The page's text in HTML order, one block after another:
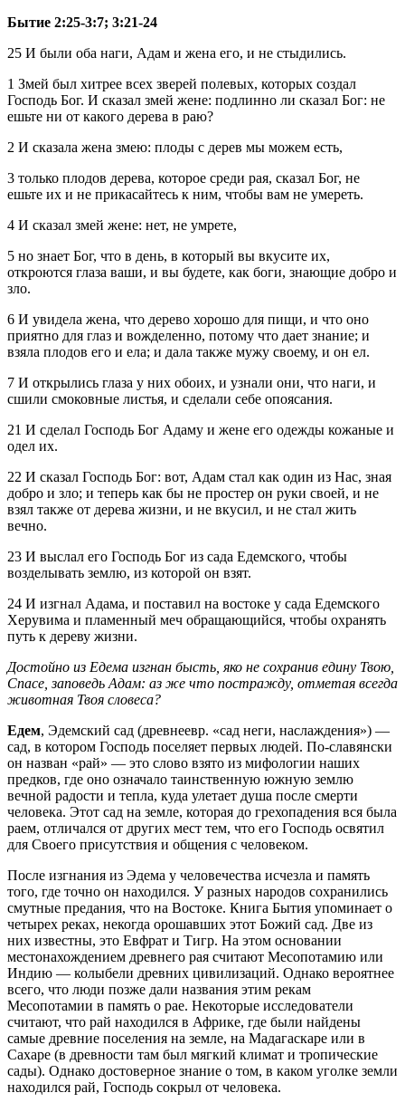
Бытие 2:25-3:7; 3:21-24
25 И были оба наги, Адам и жена его, и не стыдились.
1 Змей был хитрее всех зверей полевых, которых создал
Господь Бог. И сказал змей жене: подлинно ли сказал Бог: не
ешьте ни от какого дерева в раю?
2 И сказала жена змею: плоды с дерев мы можем есть,
3 только плодов дерева, которое среди рая, сказал Бог, не
ешьте их и не прикасайтесь к ним, чтобы вам не умереть.
4 И сказал змей жене: нет, не умрете,
5 но знает Бог, что в день, в который вы вкусите их,
откроются глаза ваши, и вы будете, как боги, знающие добро и
зло.
6 И увидела жена, что дерево хорошо для пищи, и что оно
приятно для глаз и вожделенно, потому что дает знание; и
взяла плодов его и ела; и дала также мужу своему, и он ел.
7 И открылись глаза у них обоих, и узнали они, что наги, и
сшили смоковные листья, и сделали себе опоясания.
21 И сделал Господь Бог Адаму и жене его одежды кожаные и
одел их.
22 И сказал Господь Бог: вот, Адам стал как один из Нас, зная
добро и зло; и теперь как бы не простер он руки своей, и не
взял также от дерева жизни, и не вкусил, и не стал жить
вечно.
23 И выслал его Господь Бог из сада Едемского, чтобы
возделывать землю, из которой он взят.
24 И изгнал Адама, и поставил на востоке у сада Едемского
Херувима и пламенный меч обращающийся, чтобы охранять
путь к дереву жизни.
Достойно из Едема изгнан бысть, яко не сохранив едину Твою,
Спасе, заповедь Адам: аз же что постражду, отметая всегда
животная Твоя словеса?
Едем, Эдемский сад (древнеевр. «сад неги, наслаждения») —
сад, в котором Господь поселяет первых людей. По-славянски
он назван «рай» — это слово взято из мифологии наших
предков, где оно означало таинственную южную землю
вечной радости и тепла, куда улетает душа после смерти
человека. Этот сад на земле, которая до грехопадения вся была
раем, отличался от других мест тем, что его Господь освятил
для Своего присутствия и общения с человеком.
После изгнания из Эдема у человечества исчезла и память
того, где точно он находился. У разных народов сохранились
смутные предания, что на Востоке. Книга Бытия упоминает о
четырех реках, некогда орошавших этот Божий сад. Две из
них известны, это Евфрат и Тигр. На этом основании
местонахождением древнего рая считают Месопотамию или
Индию — колыбели древних цивилизаций. Однако вероятнее
всего, что люди позже дали названия этим рекам
Месопотамии в память о рае. Некоторые исследователи
считают, что рай находился в Африке, где были найдены
самые древние поселения на земле, на Мадагаскаре или в
Сахаре (в древности там был мягкий климат и тропические
сады). Однако достоверное знание о том, в каком уголке земли
находился рай, Господь сокрыл от человека.